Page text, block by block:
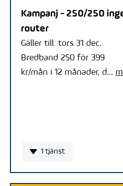
Kampanj - 250/250
router
Gäller till: tors 31 dec.
Bredband 250 för 399
kr/mån i 12 månader, d...
1 tjänst